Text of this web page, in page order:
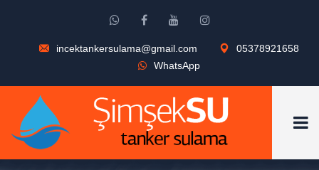
incektankersulama@gmail.com
05378921658
WhatsApp